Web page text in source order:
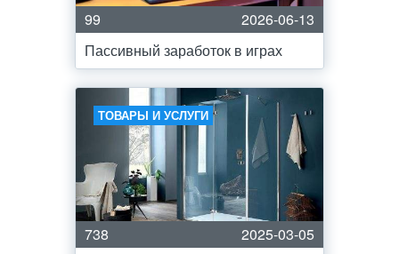
99
2026-06-13
Пассивный заработок в играх
ТОВАРЫ И УСЛУГИ
738
2025-03-05